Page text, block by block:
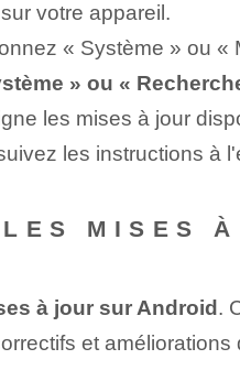
votre appareil.
« Système » ou «
» ou «
les mises à jour
les instructions à
MISES À
à jour sur Android .
et